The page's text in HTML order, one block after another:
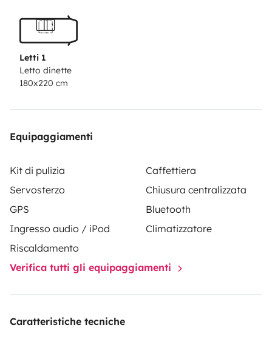
Letti 1
Letto dinette
180x220 cm
Equipaggiamenti
Kit di pulizia
Caffettiera
Servosterzo
Chiusura centralizzata
GPS
Bluetooth
Ingresso audio / iPod
Climatizzatore
Riscaldamento
Verifica tutti gli equipaggiamenti
Caratteristiche tecniche